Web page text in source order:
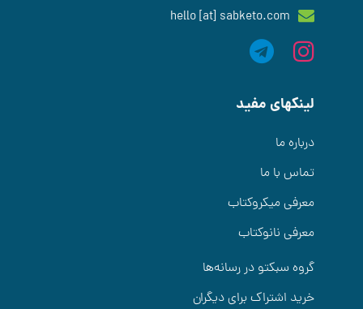
hello [at] sabketo.com
لینکهای مفید
درباره ما
تماس با ما
معرفی میکروکتاب
معرفی نانوکتاب
گروه سبکتو در رسانه‌ها
خرید اشتراک برای دیگران